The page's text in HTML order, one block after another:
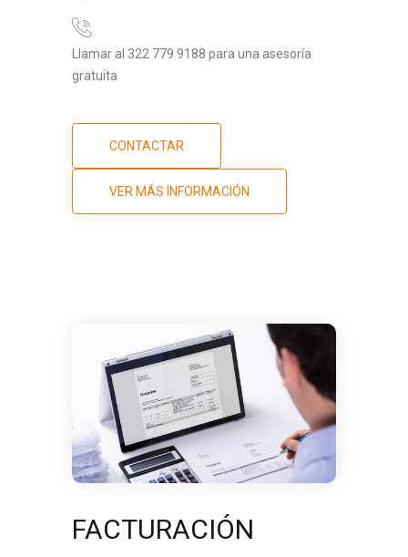
Llamar al 322 779 9188 para una asesoría
gratuita
CONTACTAR
VER MÁS INFORMACIÓN
FACTURACIÓN